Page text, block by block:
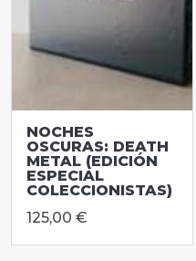
NOCHES
OSCURAS: DEATH
METAL (EDICIÓN
ESPECIAL
COLECCIONISTAS)
125,00 €